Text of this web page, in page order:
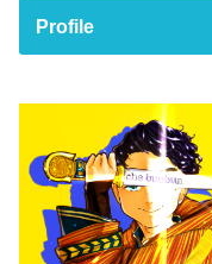
Profile